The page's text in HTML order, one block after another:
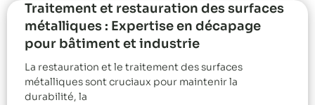
Traitement et restauration des surfaces
métalliques : Expertise en décapage
pour bâtiment et industrie
La restauration et le traitement des surfaces
métalliques sont cruciaux pour maintenir la
durabilité, la